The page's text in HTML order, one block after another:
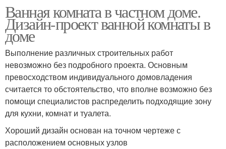
Ванная комната в частном доме.
Дизайн-проект ванной комнаты в
доме
Выполнение различных строительных работ
невозможно без подробного проекта. Основным
превосходством индивидуального домовладения
считается то обстоятельство, что вполне возможно без
помощи специалистов распределить подходящие зону
для кухни, комнат и туалета.
Хороший дизайн основан на точном чертеже с
расположением основных узлов